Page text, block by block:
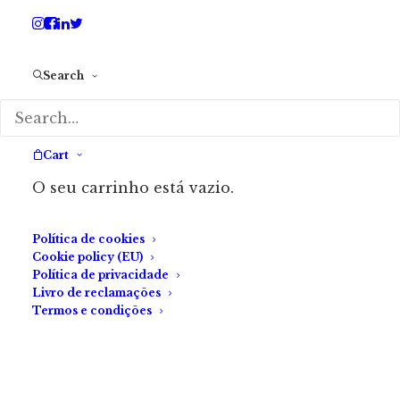
Search
Cart
O seu carrinho está vazio.
Política de cookies
Cookie policy (EU)
Política de privacidade
Livro de reclamações
Termos e condições
Artigo
«The Dark Room»,
Bizarro